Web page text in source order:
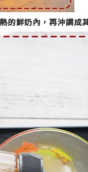
的鮮奶內，再沖調成